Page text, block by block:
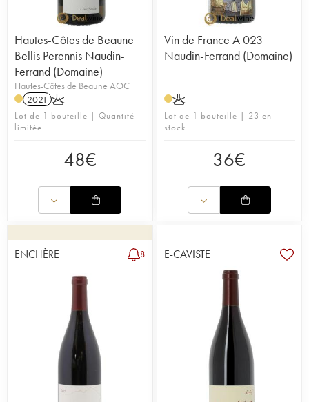
Hautes-Côtes de Beaune
Bellis Perennis Naudin-
Ferrand (Domaine)
Hautes-Côtes de Beaune AOC
2021 K
Lot de 1 bouteille | Quantité
limitée
48€
Vin de France A 023
Naudin-Ferrand (Domaine)
K
Lot de 1 bouteille | 23 en
stock
36€
ENCHÈRE 8 E-CAVISTE